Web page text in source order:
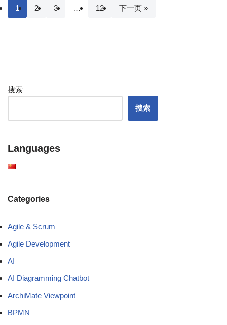
1 2 3 … 12 下一页 »
搜索
搜索
Languages
Categories
Agile & Scrum
Agile Development
AI
AI Diagramming Chatbot
ArchiMate Viewpoint
BPMN